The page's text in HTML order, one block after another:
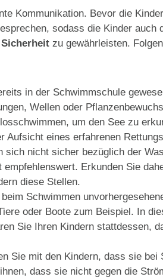
Kommunikation. Bevor die
sodass die Kinder auch
Sicherheit zu gewährleisten.
in der Schwimmschule
Wellen oder
um den See zu
Aufsicht eines erfahrenen
sich nicht sicher bezüglich der
Erkunden Sie
diese Stellen.
Schwimmen
oder Boote zum Beispiel. In
Sie Ihren Kindern stattdessen,
Sie mit den Kindern, dass sie bei
dass sie nicht gegen die